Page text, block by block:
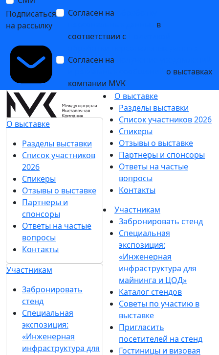
Подписаться
на рассылку
Согласен на
в
соответствии с
Согласен на
о выставках
компании MVK
О выставке
Разделы выставки
Список участников
2026
Спикеры
Отзывы о выставке
Партнеры и
спонсоры
Ответы на частые
вопросы
Контакты
Участникам
Забронировать
стенд
Специальная
экспозиция:
«Инженерная
инфраструктура для
О выставке
Разделы выставки
Список участников 2026
Спикеры
Отзывы о выставке
Партнеры и спонсоры
Ответы на частые
вопросы
Контакты
Участникам
Забронировать стенд
Специальная
экспозиция:
«Инженерная
инфраструктура для
майнинга и ЦОД»
Каталог стендов
Советы по участию в
выставке
Пригласить
посетителей на стенд
Гостиницы и визовая